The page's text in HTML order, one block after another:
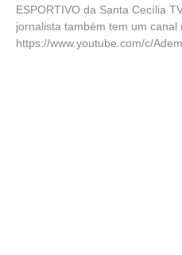
ESPORTIVO da Santa Cecília
jornalista também tem um canal
https://www.youtube.com/c/